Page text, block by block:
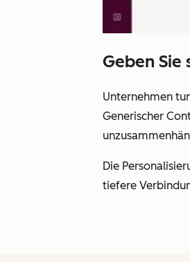
Geben
Unternehmen
Generischer
Die
tiefere